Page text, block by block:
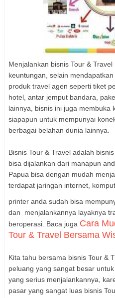
Menjalankan bisnis Tour &
keuntungan, selain
produk travel agen seperti tiket
hotel, antar jemput bandara,
lainnya, bisnis ini juga membuka
siapapun untuk mempunyai
berbagai belahan dunia lainnya.
Bisnis Tour & Travel adalah
bisa dijalankan dari manapun
Papua bisa dengan mudah
terdapat jaringan internet,
printer anda sudah bisa
dan menjalankannya layaknya
beroperasi. Baca juga Cara
Tour & Travel Bersama
Kita tahu bersama bisnis Tour &
peluang yang sangat besar
yang serius menjalankannya,
pasar yang sangat luas bisnis